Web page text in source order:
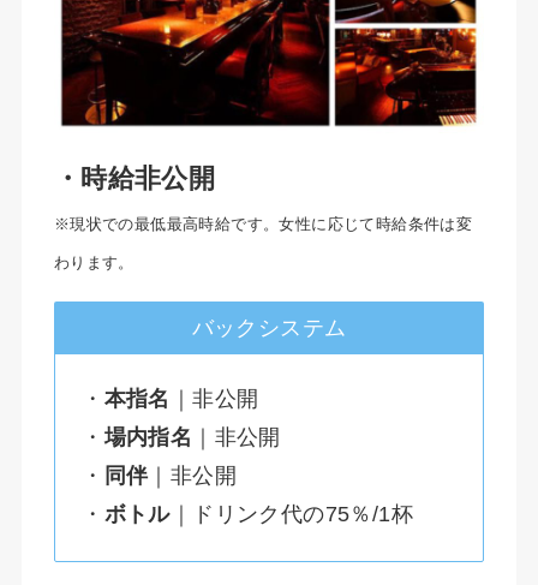
・時給非公開
※現状での最低最高時給です。女性に応じて時給条件は変
わります。
バックシステム
・ 本指名
｜非公開
・場内指名
｜非公開
・ 同伴｜非公開
・ ボトル｜ドリンク代の75％/1杯